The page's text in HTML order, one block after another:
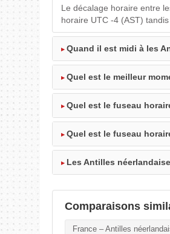
Le décalage horaire entre
horaire UTC -4 (AST)
Quand il est midi à les
Quel est le meilleur
Quel est le fuseau
Quel est le fuseau
Les Antilles
Comparaisons
France – Antilles